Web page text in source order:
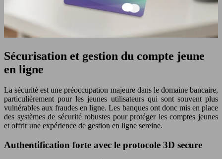
Sécurisation et gestion du compte jeune
en ligne
La sécurité est une préoccupation majeure dans le domaine bancaire,
particulièrement pour les jeunes utilisateurs qui sont souvent plus
vulnérables aux fraudes en ligne. Les banques ont donc mis en place
des systèmes de sécurité robustes pour protéger les comptes jeunes
et offrir une expérience de gestion en ligne sereine.
Authentification forte avec le protocole 3D secure